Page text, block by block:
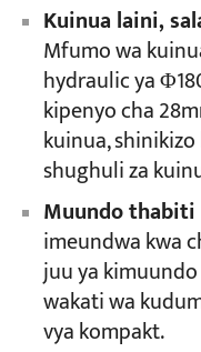
Kuinua laini,
Mfumo wa
hydraulic ya
kipenyo cha
kuinua,
shughuli za
Muundo
imeundwa kwa
juu ya
wakati wa
vya kompakt.